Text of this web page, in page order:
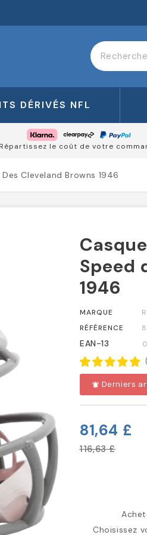
DÉRIVÉS NFL
Répartissez le coût de votre
Cleveland Browns 1946
Speed
1946
MARQUE
RÉFÉRENCE
EAN-13
(
notifications_active Derniers
81,64 £
116,63 £
Choisissez